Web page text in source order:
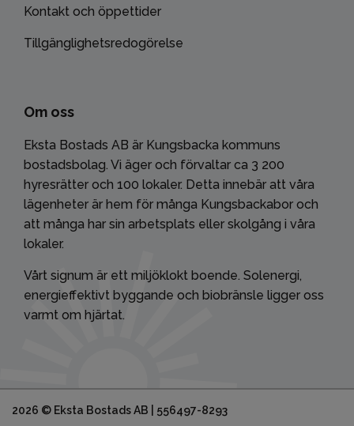
Kontakt och öppettider
Tillgänglighetsredogörelse
Om oss
Eksta Bostads AB är Kungsbacka kommuns
bostadsbolag. Vi äger och förvaltar ca 3 200
hyresrätter och 100 lokaler. Detta innebär att våra
lägenheter är hem för många Kungsbackabor och
att många har sin arbetsplats eller skolgång i våra
lokaler.
Vårt signum är ett miljöklokt boende. Solenergi,
energieffektivt byggande och biobränsle ligger oss
varmt om hjärtat.
2026 © Eksta Bostads AB | 556497-8293